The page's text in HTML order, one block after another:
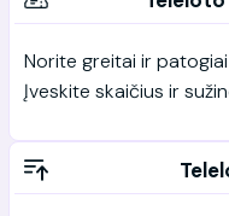
Norite greitai ir
Įveskite skaičius ir